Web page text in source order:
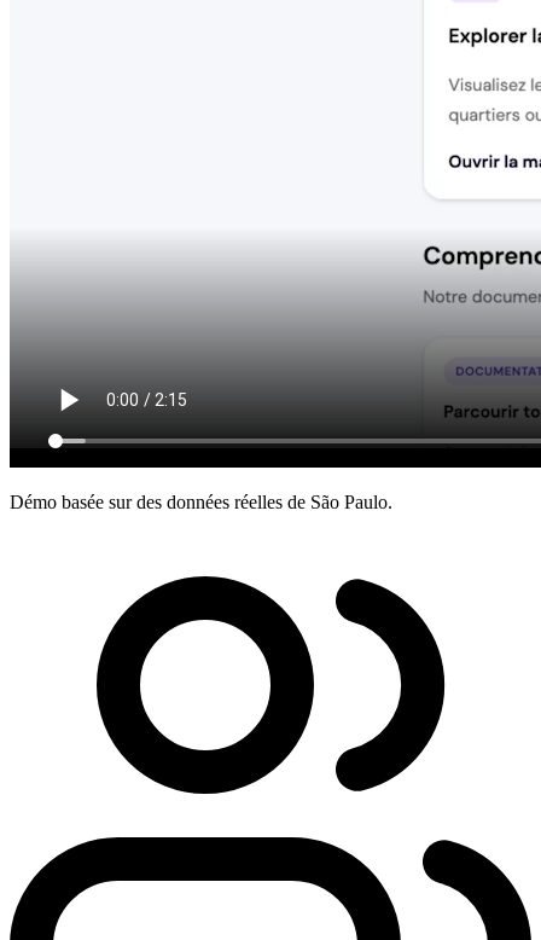
Démo basée sur des données réelles de São Paulo.